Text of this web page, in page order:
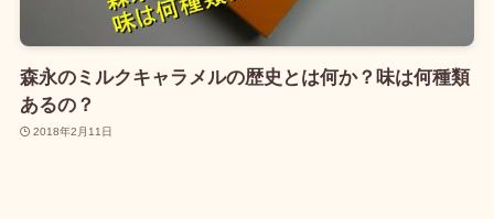
森永のミルクキャラメルの歴史とは何か？味は何種類
あるの？
2018年2月11日